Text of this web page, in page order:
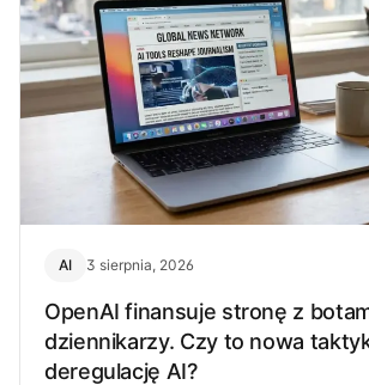
AI 3 sierpnia, 2026
OpenAI finansuje stronę z
dziennikarzy. Czy to nowa
deregulację AI?